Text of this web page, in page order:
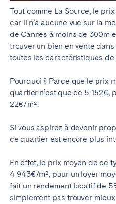
Tout comme La Source, le
car il n’a aucune vue sur la
de Cannes à moins de 300m
trouver un bien en vente
toutes les caractéristiques de
Pourquoi ? Parce que le prix
quartier n’est que de 5 152€,
22€/m².
Si vous aspirez à devenir
ce quartier est encore plus
En effet, le prix moyen de ce
4 943€/m², pour un loyer
fait un rendement locatif de
simplement pas trouver